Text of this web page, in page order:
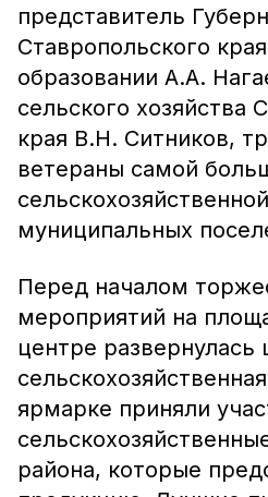
представитель
Ставропольского
образовании А.А.
сельского хозяйства
края В.Н. Ситников,
ветераны самой
муниципальных
Перед началом
мероприятий на
центре развернулась
ярмарке приняли
района, которые